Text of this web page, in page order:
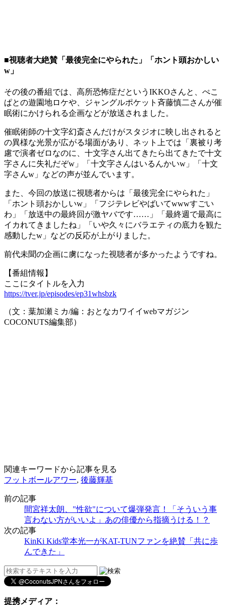
■視聴者大絶賛「最後完全にやられた」「ホント頭おかしい
w」
その後の番組では、高所恐怖症だというIKKOさんと、ぺこ
ぱとの遊園地ロケや、ジャングルポケット斉藤慎二さんが催
眠術にかけられる企画などが放送されました。
催眠術師の十文字幻斎さんだけがスタジオに映し出されると
の異様な光景が広がる場面があり、ネット上では「裏被り考
慮で演者ゼロなのに、十文字さん出てきたら出てきたで十文
字さんに失礼だぞw」「十文字さんはいるんかいw」「十文
字さんw」などの声が並んでいます。
また、今回の放送に視聴者からは「最後完全にやられた」
「ホント頭おかしいw」「フジテレビやばいてwwwすごい
わ」「放送中の最終回が激ヤバです……」「最終週で最高に
イカれてきましたね」「いや久々にバラエティの底力を観た
感動したw」などの反応が上がりました。
前代未聞の企画に虜になった視聴者が多かったようですね。
【番組情報】
ここにタイトルを入力
https://tver.jp/episodes/ep31whsbzk
（文：葉加瀬ミカ/編：おとなカワイイwebマガジン
COCONUTS編集部）
関連キーワードから記事を見る
フットボールアワー, 後藤輝基
前の記事
間宮祥太朗、"性欲"について爆弾発言！「そういう事
言わない方がいいよ」あの俳優から指摘うける！？
次の記事
KinKi Kids堂本光一がKAT-TUNファンを絶賛「共に歩
んできた」
提携メディア：